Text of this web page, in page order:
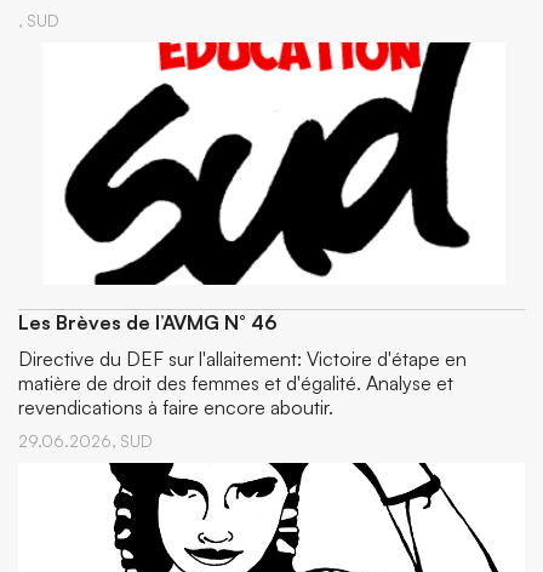
, SUD
Les Brèves de l’AVMG N° 46
Directive du DEF sur l'allaitement: Victoire d'étape en
matière de droit des femmes et d'égalité. Analyse et
revendications à faire encore aboutir.
29.06.2026, SUD